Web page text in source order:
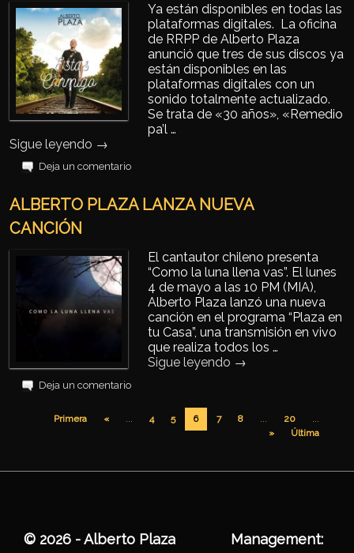
Ya están disponibles en todas las
plataformas digitales. La oficina
de RRPP de Alberto Plaza
anunció que tres de sus discos ya
están disponibles en las
plataformas digitales con un
sonido totalmente actualizado.
Se trata de «30 años», «Remedio
pa’l …
Sigue leyendo →
Deja un comentario
ALBERTO PLAZA LANZA NUEVA
CANCIÓN
El cantautor chileno presenta
“Como la luna llena vas”. El lunes
4 de mayo a las 10 PM (MIA),
Alberto Plaza lanzó una nueva
canción en el programa “Plaza en
tu Casa”, una transmisión en vivo
que realiza todos los …
Sigue leyendo →
Deja un comentario
Navegador de artículos
Primera « 4 5 6 7 8 20
»
Última
© 2026 - Alberto Plaza
Management: